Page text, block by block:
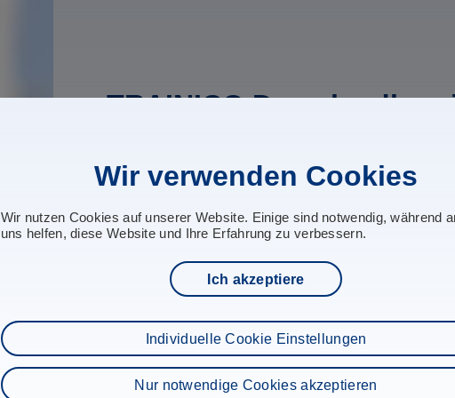
Wir verwenden Cookies
Wir nutzen Cookies auf unserer Website. Einige sind notwendig, während
uns helfen, diese Website und Ihre Erfahrung zu verbessern.
Ich akzeptiere
Individuelle Cookie Einstellungen
Nur notwendige Cookies akzeptieren
TRAINICO
Hier bieten wir die Möglichkeit bestimmte Informationen,
Bitte beachten sie, dass sie dazu mit einem
dafür den Login-Button im Drop-Down-Menü!